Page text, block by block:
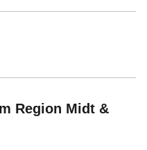
Region Midt &